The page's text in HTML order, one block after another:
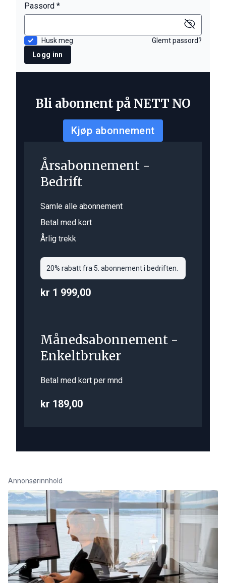
Passord *
Husk meg
Glemt passord?
Logg inn
Bli abonnent på NETT NO
Kjøp abonnement
Årsabonnement -
Bedrift
Samle alle abonnement
Betal med kort
Årlig trekk
20% rabatt fra 5. abonnement i bedriften.
kr 1 999,00
Månedsabonnement -
Enkeltbruker
Betal med kort per mnd
kr 189,00
Annonsørinnhold